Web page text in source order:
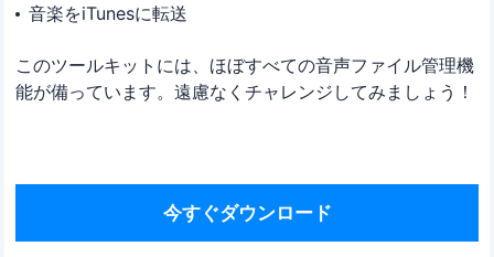
音楽をiTunesに転送
このツールキットには、ほぼすべての音声ファイル管理機
能が備っています。遠慮なくチャレンジしてみましょう！
今すぐダウンロード